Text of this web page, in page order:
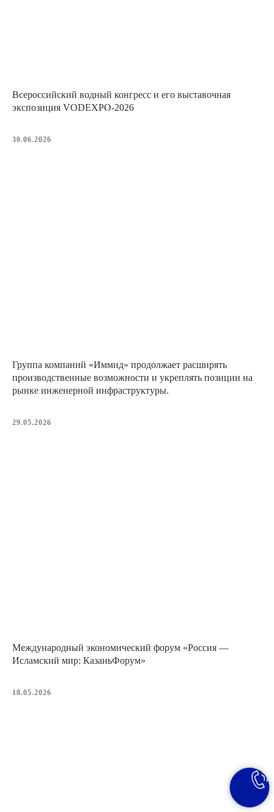
Всероссийский водный конгресс и его выставочная
экспозиция VODEXPO-2026
30.06.2026
Группа компаний «Иммид» продолжает расширять
производственные возможности и укреплять позиции на
рынке инженерной инфраструктуры.
29.05.2026
Международный экономический форум «Россия —
Исламский мир: КазаньФорум»
18.05.2026